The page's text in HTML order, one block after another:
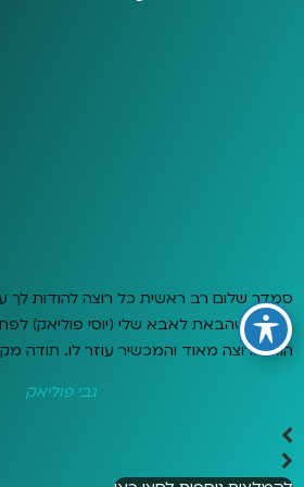
סמדר שלום רב ראשית כל רוצה להודות
גרביים שהבאת לאבא שלי (יוסי פוליאק)
הוא מרוצה מאוד והמכשיר עוזר לו. תודה
גבי פוליאק